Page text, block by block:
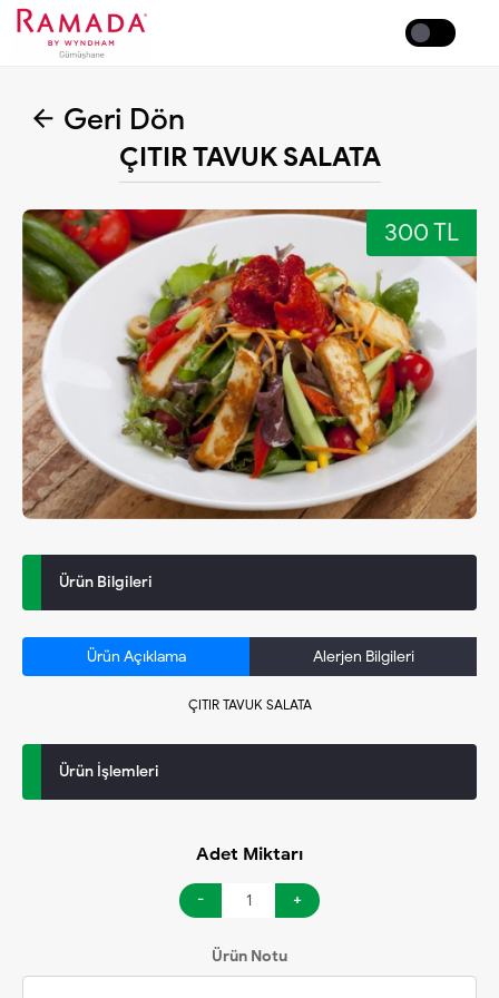
Coffee
Geri Dön
ÇITIR TAVUK SALATA
300 TL
Ürün Bilgileri
Ürün Açıklama Alerjen Bilgileri
ÇITIR TAVUK SALATA
Ürün İşlemleri
Adet Miktarı
- +
Ürün Notu